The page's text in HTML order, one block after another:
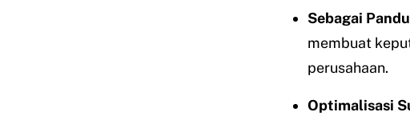
Sebagai
membuat
perusahaan.
Optimalisasi